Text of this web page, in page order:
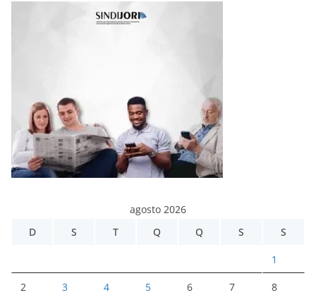
agosto 2026
D
S T Q Q S S
1
2 3 4 5 6 7 8